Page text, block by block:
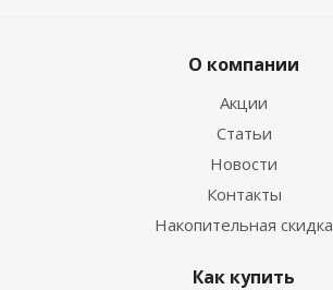
О компании
Акции
Статьи
Новости
Контакты
Накопительная скидка
Как купить